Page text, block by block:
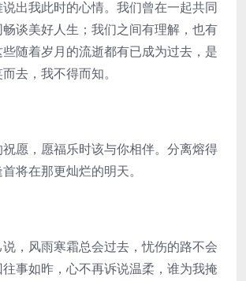
出我此时的心情。我们曾在一起共同
谈美好人生；我们之间有理解，也有
随着岁月的流逝都有已成为过去，是
去，我不得而知。
愿，愿福乐时该与你相伴。分离熔得
将在那更灿烂的明天。
，风雨寒霜总会过去，忧伤的路不会
事如昨，心不再诉说温柔，谁为我掩